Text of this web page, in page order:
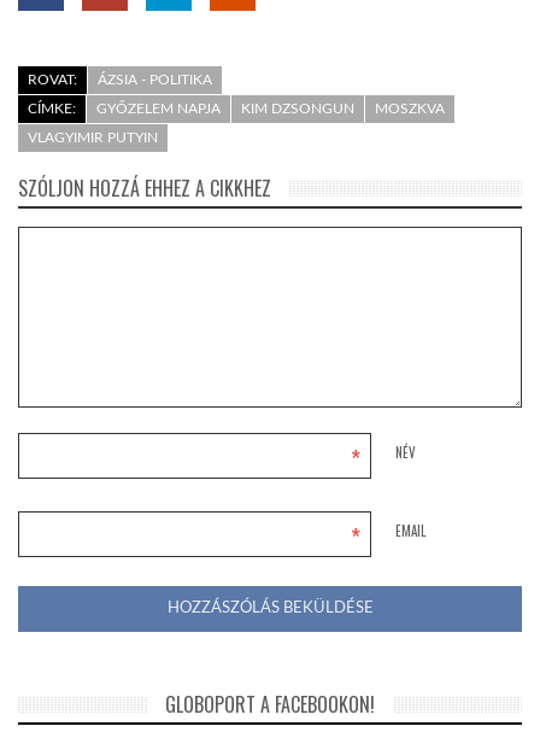
ROVAT:
ÁZSIA - POLITIKA
CÍMKE:
GYŐZELEM NAPJA KIM DZSONGUN
MOSZKVA
VLAGYIMIR PUTYIN
SZÓLJON HOZZÁ EHHEZ A CIKKHEZ
NÉV
*
EMAIL
*
GLOBOPORT A FACEBOOKON!